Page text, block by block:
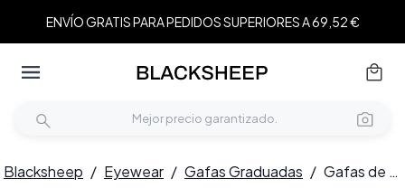
ENVÍO GRATIS PARA PEDIDOS SUPERIORES A 69,52 €
Blacksheep / Eyewear / Gafas Graduadas / Gafas de metal verde mariposa #BS2425-0834